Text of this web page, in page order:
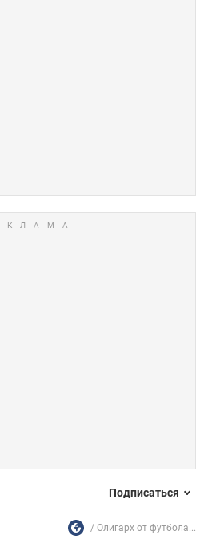
Подписаться
Олигарх от футбола...